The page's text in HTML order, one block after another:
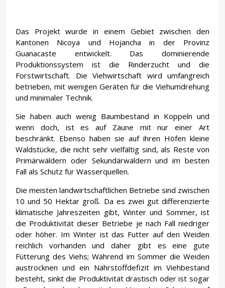
Das Projekt wurde in einem Gebiet zwischen den
Kantonen Nicoya und Hojancha in der Provinz
Guanacaste entwickelt. Das dominierende
Produktionssystem ist die Rinderzucht und die
Forstwirtschaft. Die Viehwirtschaft wird umfangreich
betrieben, mit wenigen Geräten für die Viehumdrehung
und minimaler Technik.
Sie haben auch wenig Baumbestand in Koppeln und
wenn doch, ist es auf Zäune mit nur einer Art
beschränkt. Ebenso haben sie auf ihren Höfen kleine
Waldstücke, die nicht sehr vielfältig sind, als Reste von
Primärwäldern oder Sekundärwäldern und im besten
Fall als Schutz für Wasserquellen.
Die meisten landwirtschaftlichen Betriebe sind zwischen
10 und 50 Hektar groß. Da es zwei gut differenzierte
klimatische Jahreszeiten gibt, Winter und Sommer, ist
die Produktivität dieser Betriebe je nach Fall niedriger
oder höher. Im Winter ist das Futter auf den Weiden
reichlich vorhanden und daher gibt es eine gute
Fütterung des Viehs; Während im Sommer die Weiden
austrocknen und ein Nährstoffdefizit im Viehbestand
besteht, sinkt die Produktivität drastisch oder ist sogar